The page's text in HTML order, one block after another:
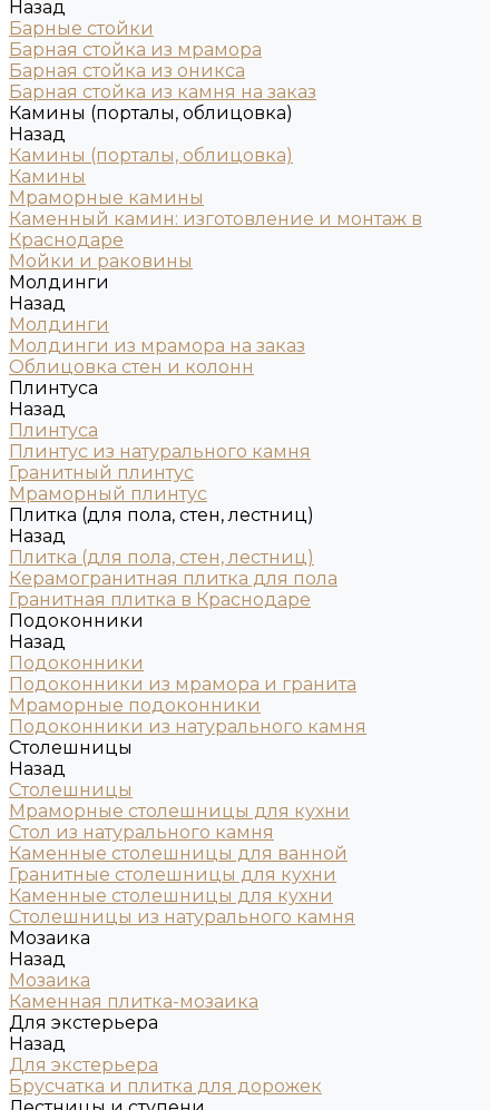
Назад
Барные стойки
Барная стойка из мрамора
Барная стойка из оникса
Барная стойка из камня на заказ
Камины (порталы, облицовка)
Назад
Камины (порталы, облицовка)
Камины
Мраморные камины
Каменный камин: изготовление и монтаж в
Краснодаре
Мойки и раковины
Молдинги
Назад
Молдинги
Молдинги из мрамора на заказ
Облицовка стен и колонн
Плинтуса
Назад
Плинтуса
Плинтус из натурального камня
Гранитный плинтус
Мраморный плинтус
Плитка (для пола, стен, лестниц)
Назад
Плитка (для пола, стен, лестниц)
Керамогранитная плитка для пола
Гранитная плитка в Краснодаре
Подоконники
Назад
Подоконники
Подоконники из мрамора и гранита
Мраморные подоконники
Подоконники из натурального камня
Столешницы
Назад
Столешницы
Мраморные столешницы для кухни
Стол из натурального камня
Каменные столешницы для ванной
Гранитные столешницы для кухни
Каменные столешницы для кухни
Столешницы из натурального камня
Мозаика
Назад
Мозаика
Каменная плитка-мозаика
Для экстерьера
Назад
Для экстерьера
Брусчатка и плитка для дорожек